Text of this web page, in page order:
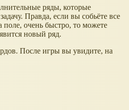
ряды, которые
Правда, если вы собьёте все
поле, очень быстро, то можете
новый ряд.
После игры вы увидите, на